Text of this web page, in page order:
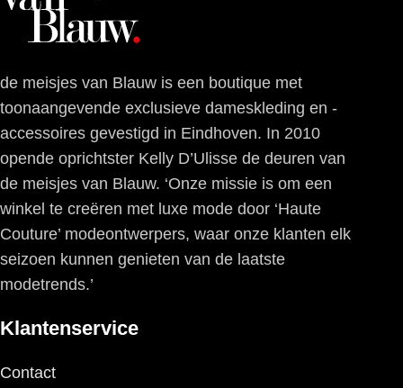
de meisjes van Blauw is een boutique met
toonaangevende exclusieve dameskleding en -
accessoires gevestigd in Eindhoven. In 2010
opende oprichtster Kelly D’Ulisse de deuren van
de meisjes van Blauw. ‘Onze missie is om een
winkel te creëren met luxe mode door ‘Haute
Couture’ modeontwerpers, waar onze klanten elk
seizoen kunnen genieten van de laatste
modetrends.’
Klantenservice
Contact